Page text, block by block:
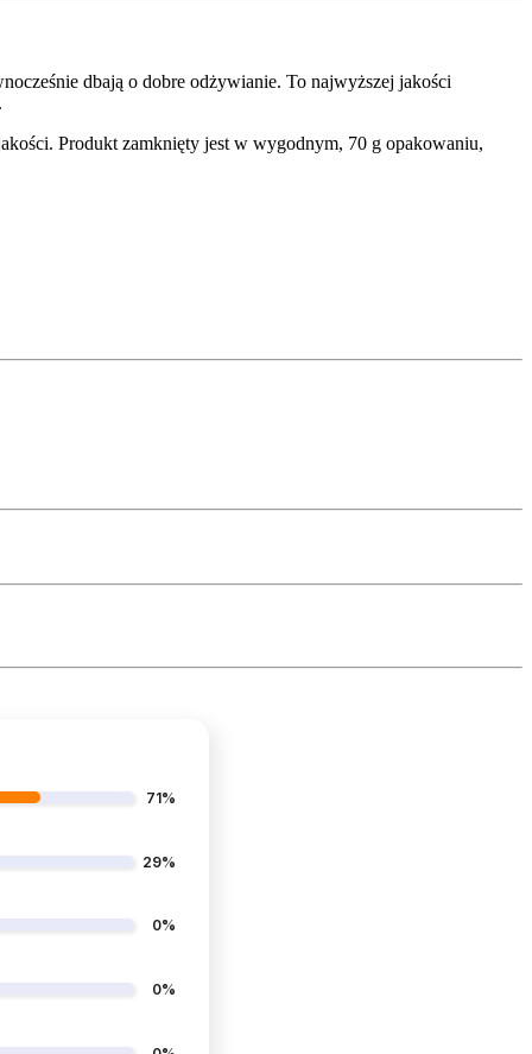
dbają o dobre odżywianie. To najwyższej jakości
Produkt zamknięty jest w wygodnym, 70 g opakowaniu,
71%
29%
0%
0%